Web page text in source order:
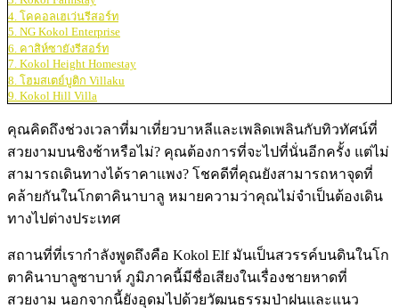
4. โคคอลเฮเว่นรีสอร์ท
5. NG Kokol Enterprise
6. คาสิห์ซายังรีสอร์ท
7. Kokol Height Homestay
8. โฮมสเตย์บูติก Villaku
9. Kokol Hill Villa
คุณคิดถึงช่วงเวลาที่มาเที่ยวบาหลีและเพลิดเพลินกับทิวทัศน์ที่
สวยงามบนชิงช้าหรือไม่? คุณต้องการที่จะไปที่นั่นอีกครั้ง แต่ไม่
สามารถเดินทางได้ราคาแพง? โชคดีที่คุณยังสามารถหาจุดที่
คล้ายกันในโกตาคินาบาลู หมายความว่าคุณไม่จำเป็นต้องเดิน
ทางไปต่างประเทศ
สถานที่ที่เรากำลังพูดถึงคือ Kokol Elf มันเป็นสวรรค์บนดินในโก
ตาคินาบาลูซาบาห์ ภูมิภาคนี้มีชื่อเสียงในเรื่องชายหาดที่
สวยงาม นอกจากนี้ยังอุดมไปด้วยวัฒนธรรมป่าฝนและแนว